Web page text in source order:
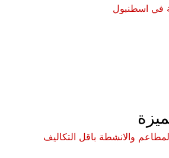
والانشطة باقل التكاليف